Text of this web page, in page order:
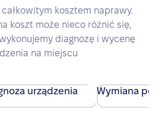
kosztem naprawy.
koszt może nieco różnić się,
diagnozę i wycenę
na miejscu
urządzenia Wymiana